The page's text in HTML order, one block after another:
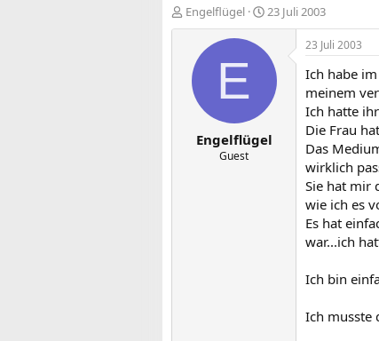
E
r
Engelflügel
E
r
t
l
a
23 Juli 2003
E
Engelflügel
Guest
23 Juli 2003
Ich habe
meinem
Ich hatte
Die Frau
Das
wirklich
Sie hat mir
wie ich es
Es hat
war...ich
Ich bin
Ich musste